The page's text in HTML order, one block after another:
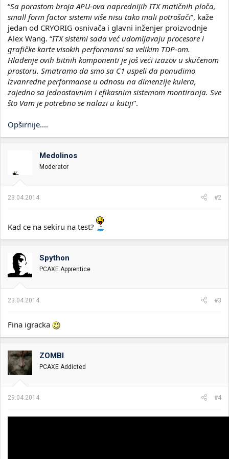
“Sa porastom broja APU-ova naprednijih ITX matičnih ploča,
small form factor sistemi više nisu tako mali potrošači”, kaže
jedan od CRYORIG osnivača i glavni inženjer proizvodnje
Alex Wang. “ITX sistemi sada već udomljavaju procesore i
grafičke karte visokih performansi sa velikim TDP-om.
Hlađenje ovih bitnih komponenti je još veći izazov u skučenom
prostoru. Smatramo da smo sa C1 uspeli da ponudimo
izvanredne performanse u odnosu na dimenzije kulera,
zajedno sa jednostavnim i efikasnim sistemom montiranja. Sve
što Vam je potrebno se nalazi u kutiji”.
Opširnije....
Medolinos
Moderator
23.04.2014. #2
Kad ce na sekiru na test?
Spython
PCAXE Apprentice
23.04.2014. #3
Fina igracka
ZOMBI
PCAXE Addicted
29.04.2014. #4